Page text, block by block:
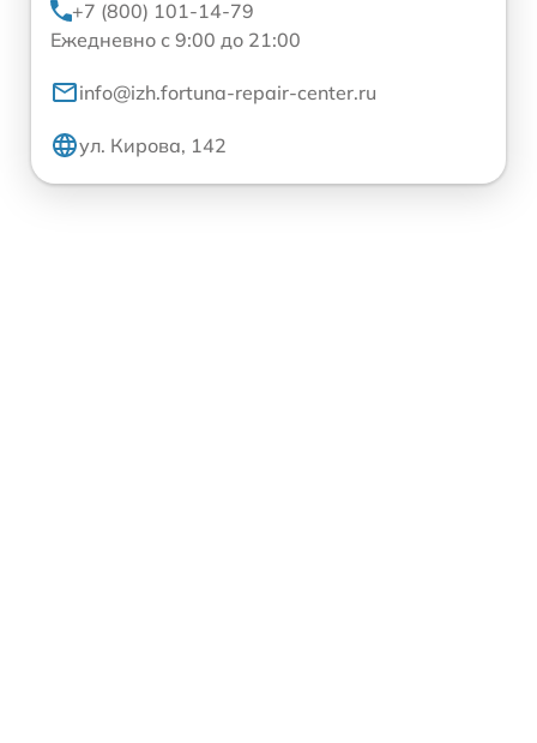
+7 (800) 101-14-79
Ежедневно с 9:00 до 21:00
info@izh.fortuna-repair-center.ru
ул. Кирова, 142